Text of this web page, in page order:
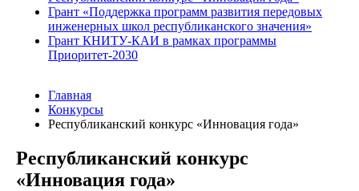
Грант «Поддержка программ развития передовых
инженерных школ республиканского значения»
Грант КНИТУ-КАИ в рамках программы
Приоритет-2030
Главная
Конкурсы
Республиканский конкурс «Инновация года»
Республиканский конкурс
«Инновация года»